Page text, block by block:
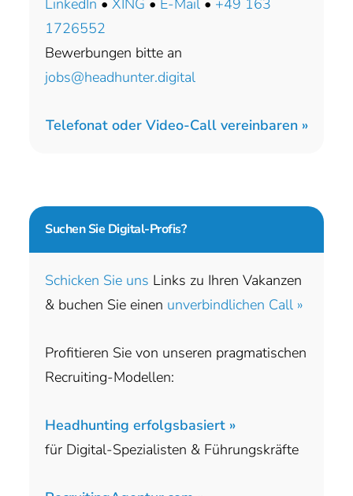
1726552
Bewerbungen bitte an
jobs@headhunter.digital
Telefonat oder Video-Call vereinbaren »
Suchen Sie Digital-Profis?
Schicken Sie uns Links zu Ihren Vakanzen
& buchen Sie einen unverbindlichen Call »
Profitieren Sie von unseren pragmatischen
Recruiting-Modellen:
Headhunting erfolgsbasiert »
für Digital-Spezialisten & Führungskräfte